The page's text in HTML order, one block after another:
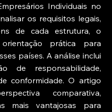
Individuais no
os requisitos legais,
de cada estrutura, o
prática para
países. A análise inclui
de responsabilidade,
conformidade. O artigo
comparativa,
mais vantajosas para